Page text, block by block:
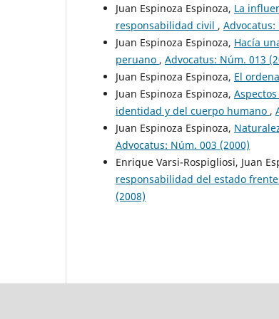
Juan Espinoza Espinoza, La
responsabilidad civil , Advocatus:
Juan Espinoza Espinoza, Hacía
peruano , Advocatus: Núm. 013
Juan Espinoza Espinoza, El
Juan Espinoza Espinoza,
identidad y del cuerpo humano ,
Juan Espinoza Espinoza,
Advocatus: Núm. 003 (2000)
Enrique Varsi-Rospigliosi, Juan
responsabilidad del estado
(2008)